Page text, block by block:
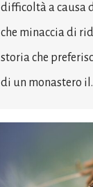
difficoltà a causa
che minaccia di
storia che
di un monastero